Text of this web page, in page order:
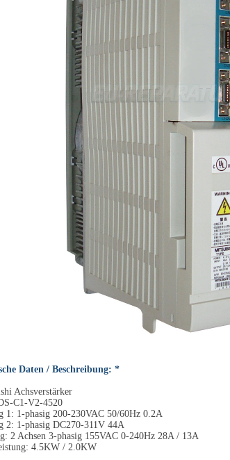
Daten / Beschreibung: *
Achsverstärker
C1-V2-4520
1: 1-phasig 200-230VAC 50/60Hz 0.2A
2: 1-phasig DC270-311V 44A
2 Achsen 3-phasig 155VAC 0-240Hz 28A / 13A
4.5KW / 2.0KW